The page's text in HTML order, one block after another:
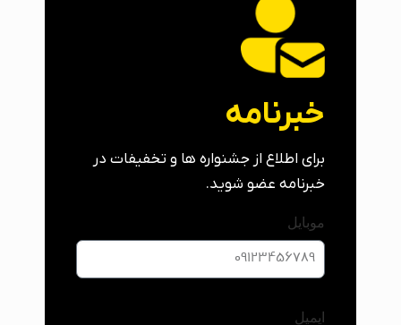
خبرنامه
برای اطلاع از جشنواره ها و تخفیفات در
خبرنامه عضو شوید.
موبایل
ایمیل